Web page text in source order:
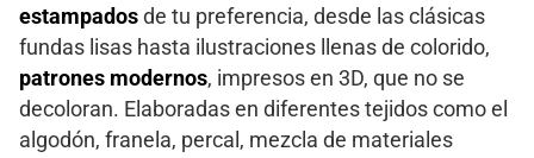
estampados de tu preferencia, desde las clásicas
fundas lisas hasta ilustraciones llenas de colorido,
patrones modernos, impresos en 3D, que no se
decoloran. Elaboradas en diferentes tejidos como el
algodón, franela, percal, mezcla de materiales